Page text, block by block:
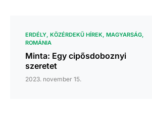
ERDÉLY KÖZÉRDEKŰ HÍREK MAGYARSÁG
ROMÁNIA
Minta: Egy cipősdoboznyi
szeretet
2023. november 15.